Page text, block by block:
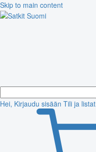
Skip to main content
Hei, Kirjaudu sisään Tili ja listat